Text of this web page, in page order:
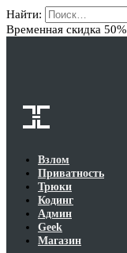
Найти:
Временная скидка 50%
Взлом
Приватность
Трюки
Кодинг
Админ
Geek
Магазин